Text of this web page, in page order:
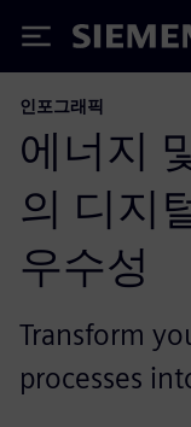
Siemens
인포그래픽
에너지
의 디지
우수성
Transform
processes